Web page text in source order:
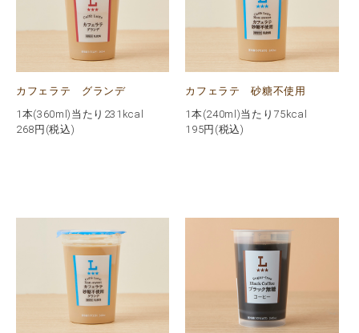
カフェラテ グランデ
1本(360ml)当たり231kcal
268 円(税込)
カフェラテ 砂糖不使用
1本(240ml)当たり75kcal
195円(税込)